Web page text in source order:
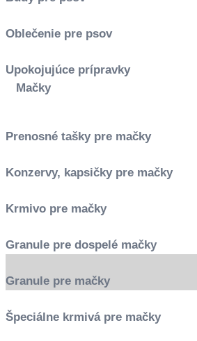
Oblečenie pre psov
Upokojujúce prípravky
Mačky
Prenosné tašky pre mačky
Konzervy, kapsičky pre mačky
Krmivo pre mačky
Granule pre dospelé mačky
Granule pre mačky
Špeciálne krmivá pre mačky